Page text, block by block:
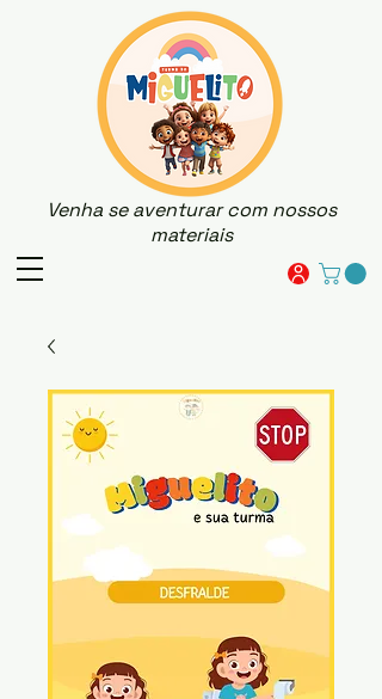
Venha se aventurar com nossos
materiais